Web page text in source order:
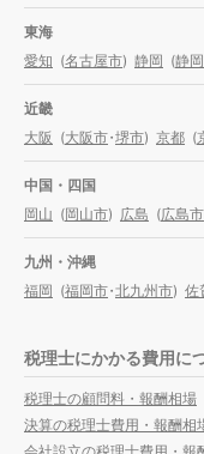
東海
愛知 (名古屋市) 静岡 (静
近畿
大阪 (大阪市・堺市) 京都 (
中国・四国
岡山 (岡山市) 広島 (広島市
九州・沖縄
福岡 (福岡市・北九州市) 佐
税理士にかかる費用に
税理士の顧問料・報酬相場
決算の税理士費用・報酬相